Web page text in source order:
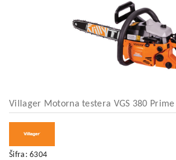
rekreacija
oprema
Villager Motorna testera VGS 380 Prime
Šifra: 6304